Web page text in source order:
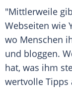
"Mittlerweile
Webseiten wie
wo Menschen
und bloggen.
hat, was ihm
wertvolle Tipps